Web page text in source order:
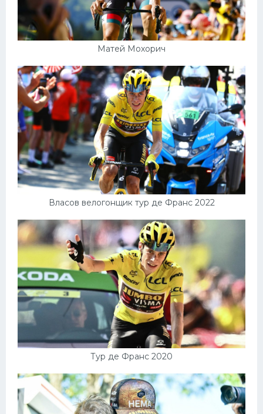
Матей Мохорич
Власов велогонщик тур де Франс 2022
Тур де Франс 2020